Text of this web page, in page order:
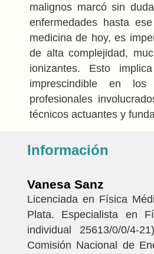
malignos marcó sin
enfermedades hasta
medicina de hoy, es
de alta complejidad,
ionizantes. Esto
imprescindible en los
profesionales
técnicos actuantes y
Información
Vanesa Sanz
Licenciada en Física
Plata. Especialista en
individual 25613/0/0/4-
Comisión Nacional de